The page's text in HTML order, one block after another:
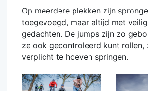
Op meerdere plekken zijn
toegevoegd, maar altijd met
gedachten. De jumps zijn zo
ze ook gecontroleerd kunt rollen,
verplicht te hoeven springen.